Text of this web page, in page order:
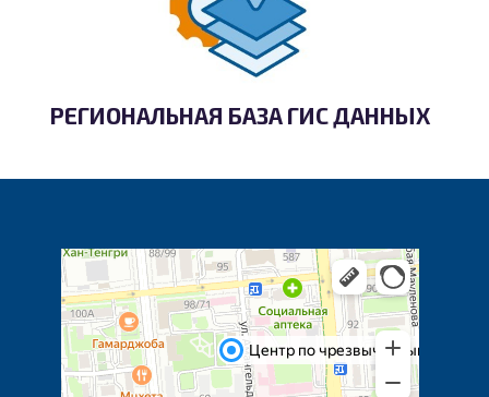
РЕГИОНАЛЬНАЯ БАЗА ГИС ДАННЫХ